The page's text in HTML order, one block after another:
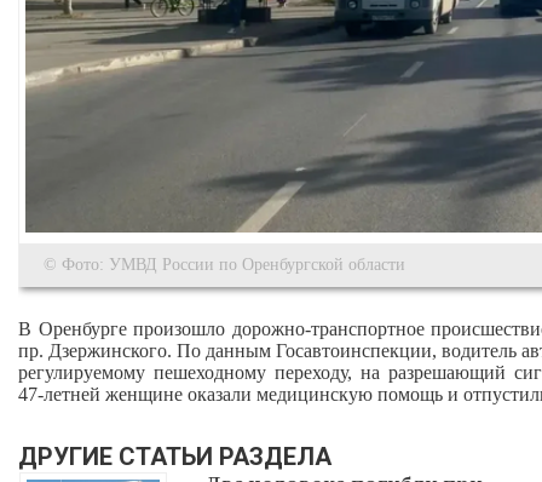
© Фото: УМВД России по Оренбургской области
В Оренбурге произошло дорожно‑транспортное
пр. Дзержинского. По данным Госавтоинспекции, водитель
регулируемому пешеходному переходу, на разрешающий
47‑летней женщине оказали медицинскую помощь и
ДРУГИЕ СТАТЬИ РАЗДЕЛА